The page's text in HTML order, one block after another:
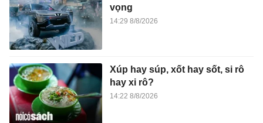
vọng
14:29 8/8/2026
Xúp hay súp, xốt hay sốt, si rô
hay xi rô?
14:22 8/8/2026